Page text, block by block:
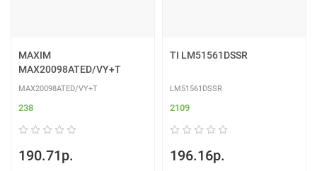
MAXIM
MAX20098ATED/VY+T
MAX20098ATED/VY+T
238
190.71р.
TI LM51561DSSR
LM51561DSSR
2109
196.16р.